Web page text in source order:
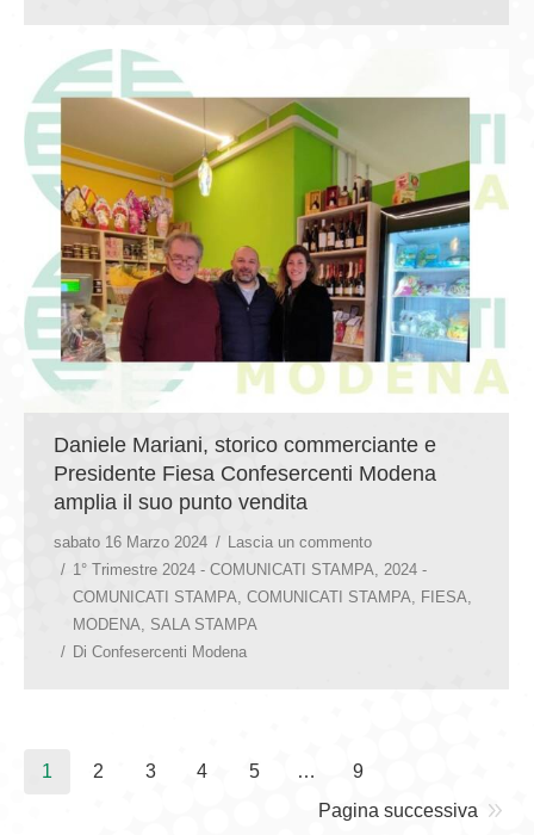
Daniele Mariani, storico commerciante e
Presidente Fiesa Confesercenti Modena
amplia il suo punto vendita
sabato 16 Marzo 2024
Lascia un commento
1° Trimestre 2024 - COMUNICATI STAMPA, 2024 -
COMUNICATI STAMPA, COMUNICATI STAMPA, FIESA,
MODENA, SALA STAMPA
Di Confesercenti Modena
1 2 3 4 5 …
9
Pagina successiva